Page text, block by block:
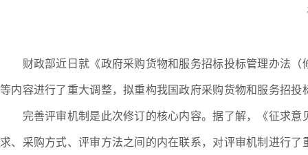
财政部近日就《政府采购货物和服务招标投标管理办法
等内容进行了重大调整，拟重构我国政府采购货物和服务招投
完善评审机制是此次修订的核心内容。据了解，《征求意
求、采购方式、评审方法之间的内在联系，对评审机制进行